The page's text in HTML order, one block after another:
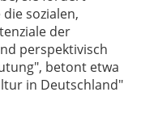
sozialen,
der
perspektivisch
betont etwa
in Deutschland"